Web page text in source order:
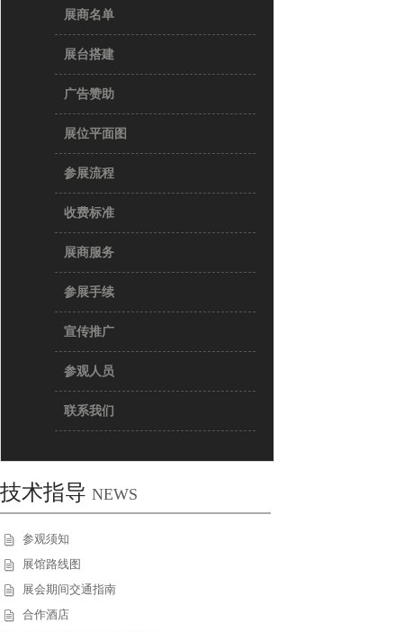
展商名单
展台搭建
广告赞助
展位平面图
参展流程
收费标准
展商服务
参展手续
宣传推广
参观人员
联系我们
技术指导 NEWS
参观须知
展馆路线图
展会期间交通指南
合作酒店